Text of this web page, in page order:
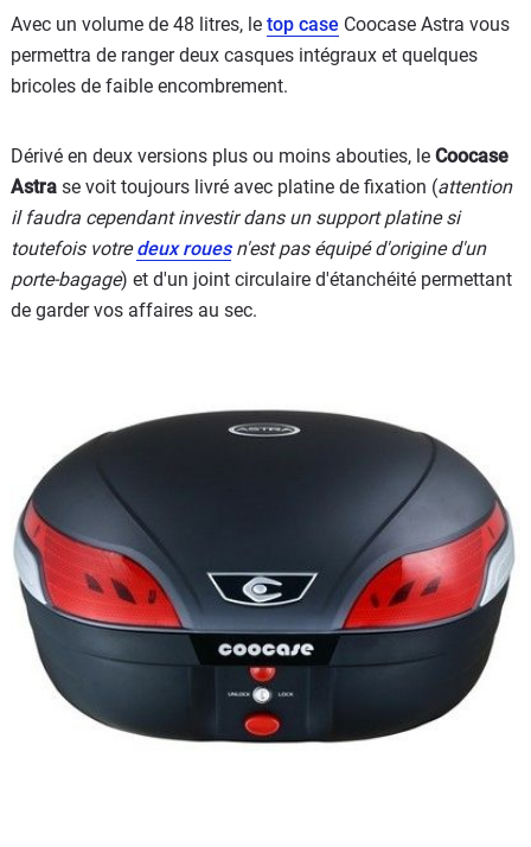
Avec un volume de 48 litres, le top case Coocase Astra vous
permettra de ranger deux casques intégraux et quelques
bricoles de faible encombrement.
Dérivé en deux versions plus ou moins abouties, le Coocase
Astra se voit toujours livré avec platine de fixation (attention
il faudra cependant investir dans un support platine si
toutefois votredeux rouesn'est pas équipé d'origine d'un
porte-bagage) et d'un joint circulaire d'étanchéité permettant
de garder vos affaires au sec.